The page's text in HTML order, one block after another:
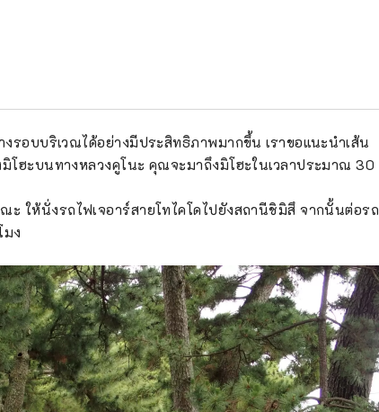
งรอบบริเวณได้อย่างมีประสิทธิภาพมากขึ้น เราขอแนะนำเส้น
โฮะบนทางหลวงคูโนะ คุณจะมาถึงมิโฮะในเวลาประมาณ 30
ให้นั่งรถไฟเจอาร์สายโทไคโดไปยังสถานีชิมิสึ จากนั้นต่อรถ
ง